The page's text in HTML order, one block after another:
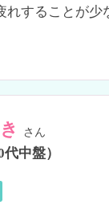
れすることが少
さん
代中盤）